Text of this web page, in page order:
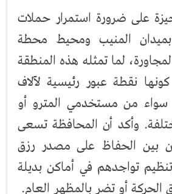
على ضرورة استمرار حملات
بميدان المنيب ومحيط محطة
لما تمثله هذه المنطقة
نقطة عبور رئيسية لآلاف
سواء من مستخدمي المترو أو
وأكد أن المحافظة تسعى
بين الحفاظ على مصدر رزق
تواجدهم في أماكن بديلة
أو تضر بالمظهر العام.